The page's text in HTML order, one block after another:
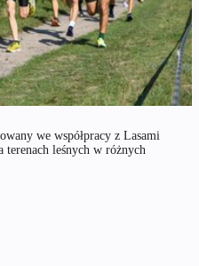
we współpracy z Lasami
leśnych w różnych